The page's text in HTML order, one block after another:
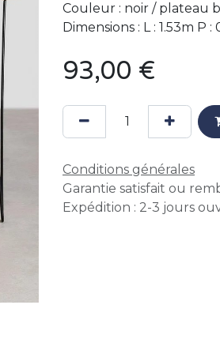
Couleur : noir / plateau
Dimensions : L : 1.53m P :
93,00 €
Conditions générales
Garantie satisfait ou
Expédition : 2-3 jours